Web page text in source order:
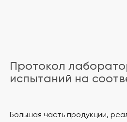
Протокол
испытаний на
Большая часть продукции,